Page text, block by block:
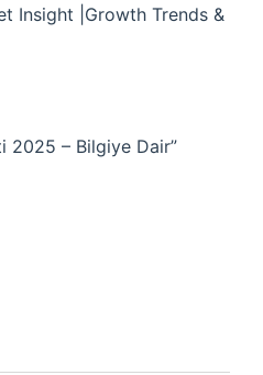
Insight |Growth Trends &
2025 – Bilgiye Dair”